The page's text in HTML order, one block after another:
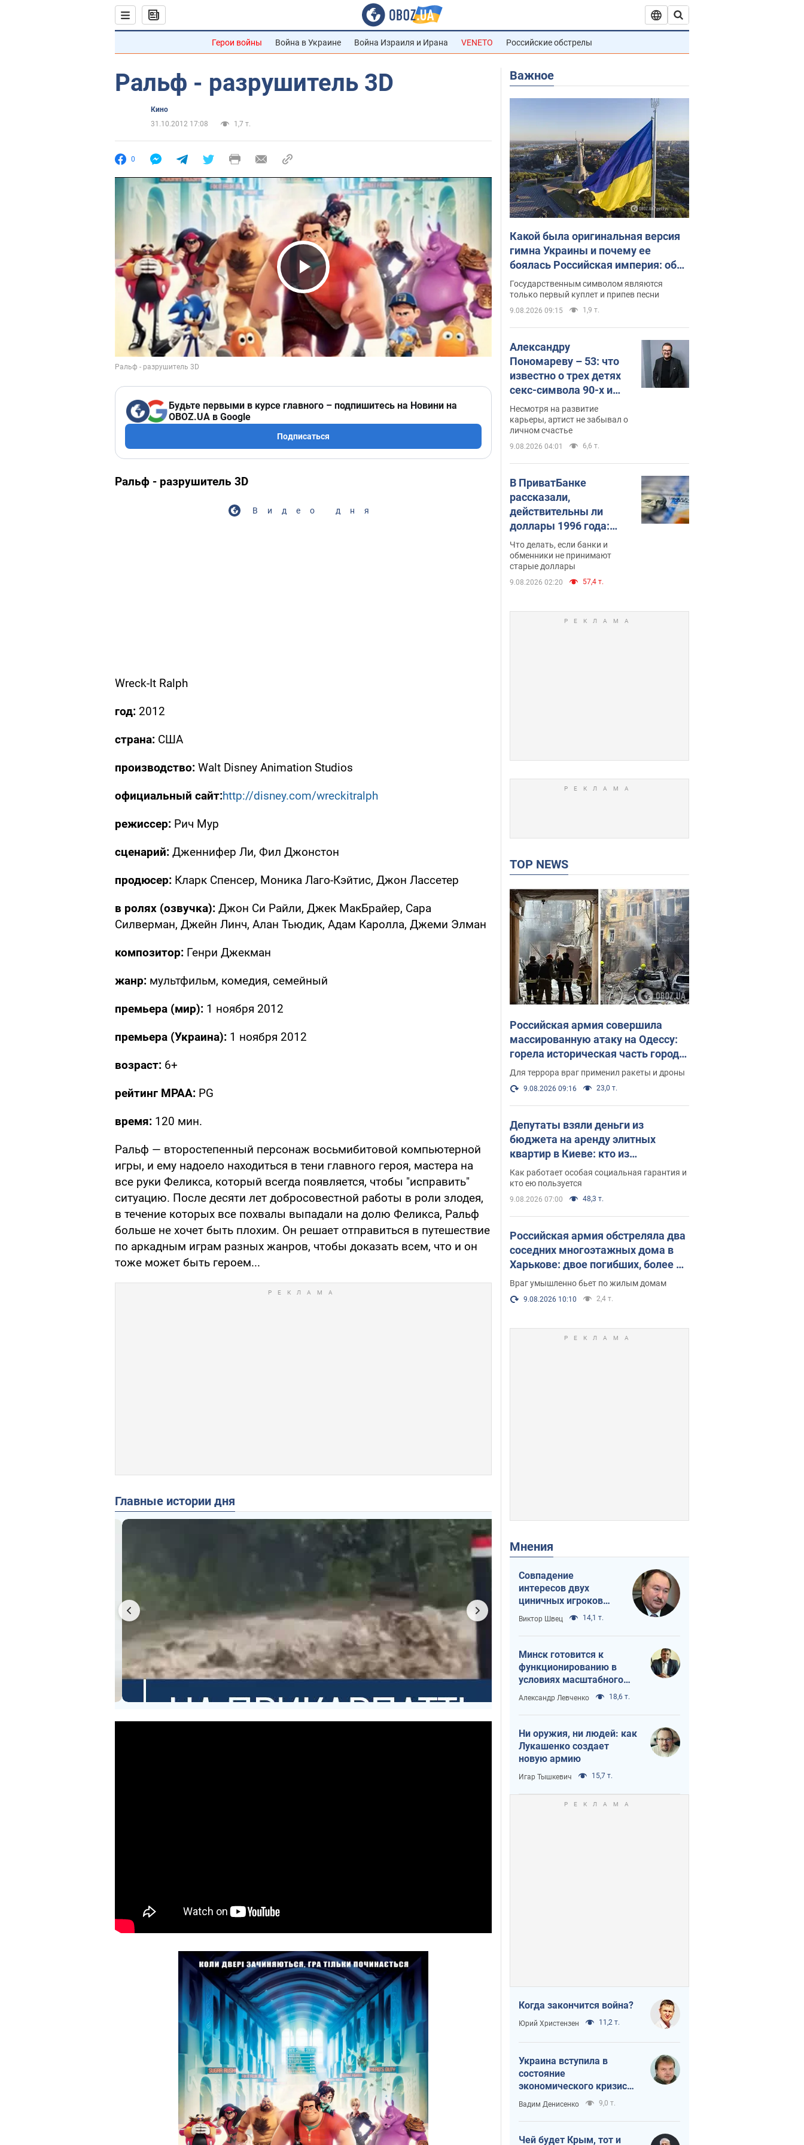
Герои войны Война в Украине Война Израиля и Ирана VENETO Российские обстрелы
Ральф - разрушитель 3D
Кино
31.10.2012 17:08
1,7 т.
0
Play Video
Будьте первыми в курсе главного – подпишитесь на Новини на
OBOZ.UA в Google
Подписаться
Ральф - разрушитель 3D
Видео дня
Wreck-It Ralph
год: 2012
страна: США
производство: Walt Disney Animation Studios
официальный сайт:http://disney.com/wreckitralph
режиссер: Рич Мур
сценарий: Дженнифер Ли, Фил Джонстон
продюсер: Кларк Спенсер, Моника Лаго-Кэйтис, Джон Лассетер
в ролях (озвучка): Джон Си Райли, Джек МакБрайер, Сара
Силверман, Джейн Линч, Алан Тьюдик, Адам Каролла, Джеми Элман
композитор: Генри Джекман
жанр: мультфильм, комедия, семейный
премьера (мир): 1 ноября 2012
премьера (Украина): 1 ноября 2012
возраст: 6+
рейтинг MPAA: PG
время: 120 мин.
Ральф — второстепенный персонаж восьмибитовой компьютерной
игры, и ему надоело находиться в тени главного героя, мастера на
все руки Феликса, который всегда появляется, чтобы "исправить"
ситуацию. После десяти лет добросовестной работы в роли злодея,
в течение которых все похвалы выпадали на долю Феликса, Ральф
больше не хочет быть плохим. Он решает отправиться в путешествие
по аркадным играм разных жанров, чтобы доказать всем, что и он
тоже может быть героем...
Главные истории дня
Важное
Какой была оригинальная версия
гимна Украины и почему ее
боялась Российская империя: об
этом не рассказывают в школе
Государственным символом являются
только первый куплет и припев песни
9.08.2026 09:15 1,9 т.
Александру
Пономареву – 53: что
известно о трех детях
секс-символа 90-х и
как они выглядят
Несмотря на развитие
карьеры, артист не забывал о
личном счастье
9.08.2026 04:01 6,6 т.
В ПриватБанке
рассказали,
действительны ли
доллары 1996 года:
принимают ли
обменники и банки
такие купюры
Что делать, если банки и
обменники не принимают
старые доллары
9.08.2026 02:20 57,4 т.
TOP NEWS
Российская армия совершила
массированную атаку на Одессу:
горела историческая часть города,
есть пострадавшие. Фото и видео
Для террора враг применил ракеты и дроны
9.08.2026 09:16 23,0 т.
Депутаты взяли деньги из
бюджета на аренду элитных
квартир в Киеве: кто из
парламентариев просил средства
и где поселился
Как работает особая социальная гарантия и
кто ею пользуется
9.08.2026 07:00 48,3 т.
Российская армия обстреляла два
соседних многоэтажных дома в
Харькове: двое погибших, более 20
пострадавших
Враг умышленно бьет по жилым домам
9.08.2026 10:10 2,4 т.
Мнения
Совпадение
интересов двух
циничных игроков
или тайный план
Трампа и Путина?
Виктор Швец 14,1 т.
Минск готовится к
функционированию в
условиях масштабного
военного кризиса
Александр Левченко 18,6 т.
Ни оружия, ни людей: как
Лукашенко создает
новую армию
Игар Тышкевич 15,7 т.
Когда закончится война?
Юрий Христензен 11,2 т.
Украина вступила в
состояние
экономического кризиса.
Есть ли свет в конце
туннеля?
Вадим Денисенко 9,0 т.
Чей будет Крым, тот и